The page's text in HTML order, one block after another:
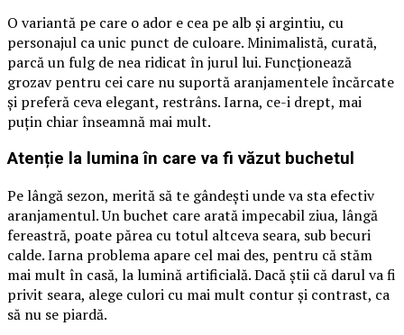
O variantă pe care o ador e cea pe alb și argintiu, cu
personajul ca unic punct de culoare. Minimalistă, curată,
parcă un fulg de nea ridicat în jurul lui. Funcționează
grozav pentru cei care nu suportă aranjamentele încărcate
și preferă ceva elegant, restrâns. Iarna, ce-i drept, mai
puțin chiar înseamnă mai mult.
Atenție la lumina în care va fi văzut buchetul
Pe lângă sezon, merită să te gândești unde va sta efectiv
aranjamentul. Un buchet care arată impecabil ziua, lângă
fereastră, poate părea cu totul altceva seara, sub becuri
calde. Iarna problema apare cel mai des, pentru că stăm
mai mult în casă, la lumină artificială. Dacă știi că darul va fi
privit seara, alege culori cu mai mult contur și contrast, ca
să nu se piardă.